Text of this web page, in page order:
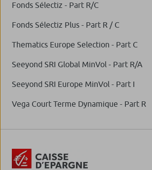
Fonds Sélectiz - Part R/C
Fonds Sélectiz Plus - Part R / C
Thematics Europe Selection - Part C
Seeyond SRI Global MinVol - Part R/A
Seeyond SRI Europe MinVol - Part I
Vega Court Terme Dynamique - Part R